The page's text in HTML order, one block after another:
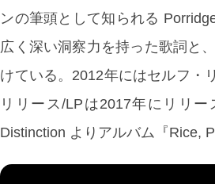
ンの筆頭として知られる
広く深い洞察力を持った歌詞と
けている。2012年にはセルフ・
リリース/LPは2017年にリリ
Distinction よりアルバム『Rice,